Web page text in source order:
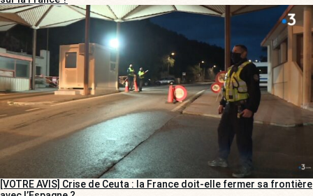
[VOTRE AVIS] Crise de Ceuta : la France doit-elle fermer sa frontière